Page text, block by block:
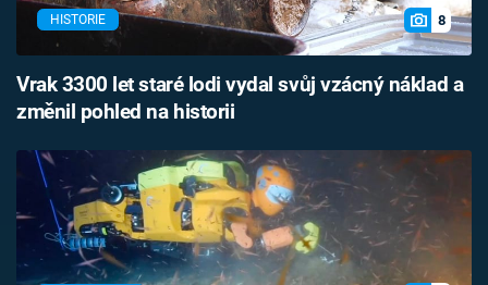
HISTORIE 8
Vrak 3300 let staré lodi vydal svůj vzácný náklad a
změnil pohled na historii